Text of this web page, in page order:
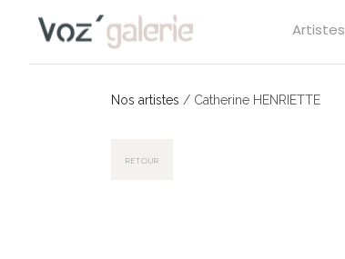
Artistes
Nos artistes / Catherine HENRIETTE
RETOUR